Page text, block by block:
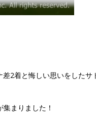
2着と悔しい思いをしたサ
まりました！